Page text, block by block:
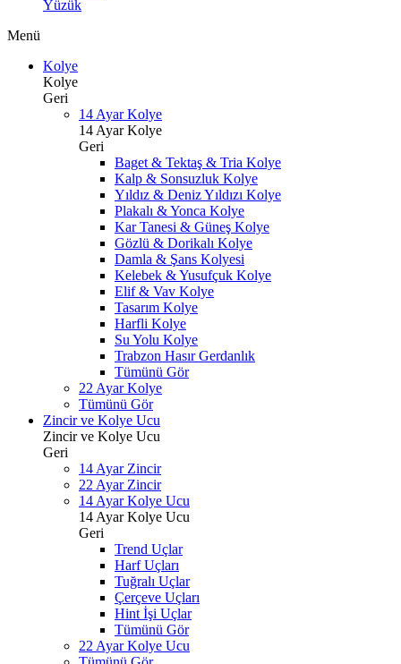
Yüzük
Menü
Kolye
Kolye
Geri
14 Ayar Kolye
14 Ayar Kolye
Geri
Baget & Tektaş & Tria Kolye
Kalp & Sonsuzluk Kolye
Yıldız & Deniz Yıldızı Kolye
Plakalı & Yonca Kolye
Kar Tanesi & Güneş Kolye
Gözlü & Dorikalı Kolye
Damla & Şans Kolyesi
Kelebek & Yusufçuk Kolye
Elif & Vav Kolye
Tasarım Kolye
Harfli Kolye
Su Yolu Kolye
Trabzon Hasır Gerdanlık
Tümünü Gör
22 Ayar Kolye
Tümünü Gör
Zincir ve Kolye Ucu
Zincir ve Kolye Ucu
Geri
14 Ayar Zincir
22 Ayar Zincir
14 Ayar Kolye Ucu
14 Ayar Kolye Ucu
Geri
Trend Uçlar
Harf Uçları
Tuğralı Uçlar
Çerçeve Uçları
Hint İşi Uçlar
Tümünü Gör
22 Ayar Kolye Ucu